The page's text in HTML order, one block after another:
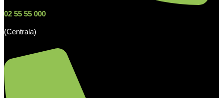
02 55 55 000
(Centrala)